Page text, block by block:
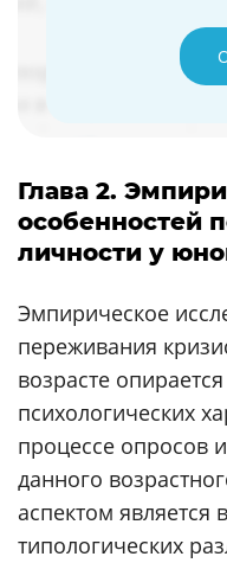
Глава 2.
особенностей
личности у
Эмпирическое
переживания
возрасте
психологических
процессе опросов
данного
аспектом является
типологических